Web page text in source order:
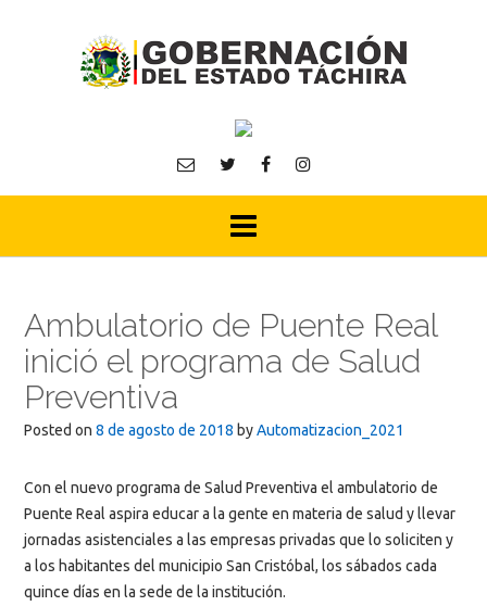
Ambulatorio de Puente Real
inició el programa de Salud
Preventiva
Posted on 8 de agosto de 2018 byAutomatizacion_2021
Con el nuevo programa de Salud Preventiva el ambulatorio de
Puente Real aspira educar a la gente en materia de salud y llevar
jornadas asistenciales a las empresas privadas que lo soliciten y
a los habitantes del municipio San Cristóbal, los sábados cada
quince días en la sede de la institución.